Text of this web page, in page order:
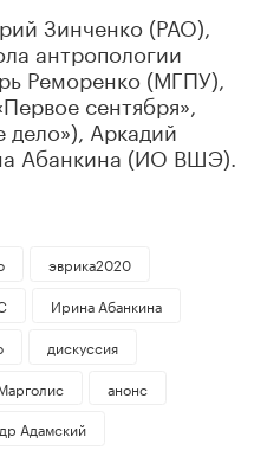
Зинченко (РАО),
антропологии
Реморенко (МГПУ),
сентября»,
Аркадий
Абанкина (ИО ВШЭ).
эврика2020
Ирина Абанкина
дискуссия
анонс
Адамский